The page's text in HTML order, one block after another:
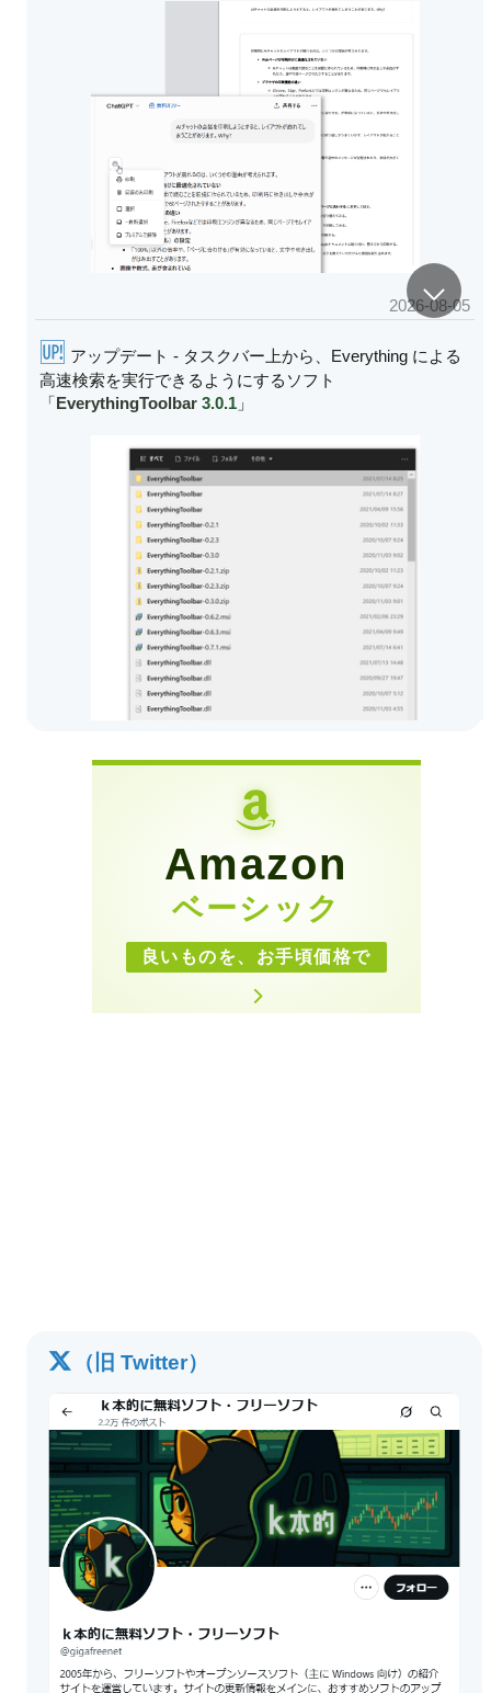
Amazon
ベーシック
良いものを、お手頃価格で
（旧 Twitter）